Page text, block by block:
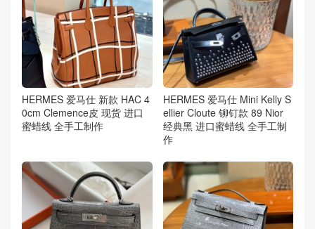
HERMES 爱马仕 新款 HAC 4
0cm Clemence皮 现货 进口
蜜蜡线 全手工制作
HERMES 爱马仕 Mini Kelly S
ellier Cloute 铆钉款 89 Nior
经典黑 进口蜜蜡线 全手工制
作